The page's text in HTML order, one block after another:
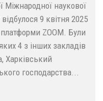
Міжнародної наукової
9 квітня 2025
ZOOM. Були
4 з інших закладів
Харківський
господарства...